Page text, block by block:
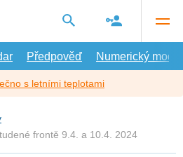
Předpověď Numerický model
s letními teplotami
frontě 9.4. a 10.4. 2024